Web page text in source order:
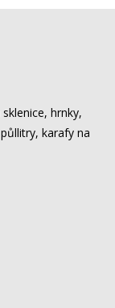
hrnky,
karafy na